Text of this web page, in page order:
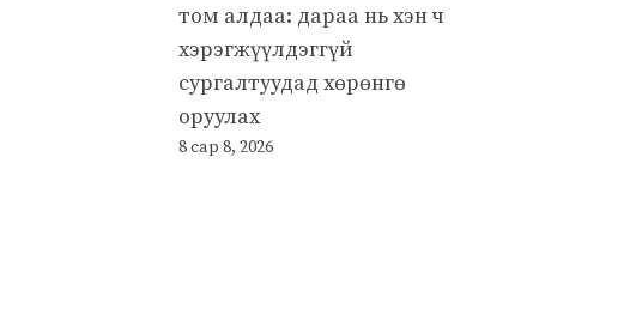
том алдаа: дараа нь хэн ч
хэрэгжүүлдэггүй
сургалтуудад хөрөнгө
оруулах
8 сар 8, 2026